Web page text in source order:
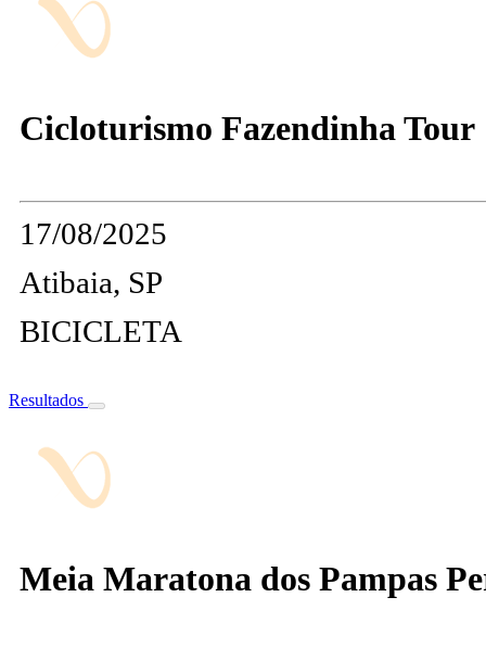
Cicloturismo Fazendinha Tour
17/08/2025
Atibaia, SP
BICICLETA
Resultados
Meia Maratona dos Pampas